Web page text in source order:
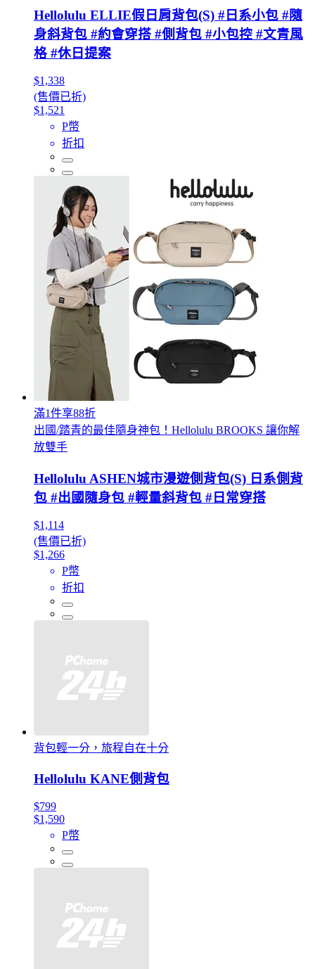
Hellolulu ELLIE假日肩背包(S) #日系小包 #隨
身斜背包 #約會穿搭 #側背包 #小包控 #文青風
格 #休日提案
$1,338
(售價已折)
$1,521
P幣
折扣
滿1件享88折
出國/踏青的最佳隨身神包！Hellolulu BROOKS 讓你解
放雙手
Hellolulu ASHEN城市漫遊側背包(S) 日系側背
包 #出國隨身包 #輕量斜背包 #日常穿搭
$1,114
(售價已折)
$1,266
P幣
折扣
背包輕一分，旅程自在十分
Hellolulu KANE側背包
$799
$1,590
P幣